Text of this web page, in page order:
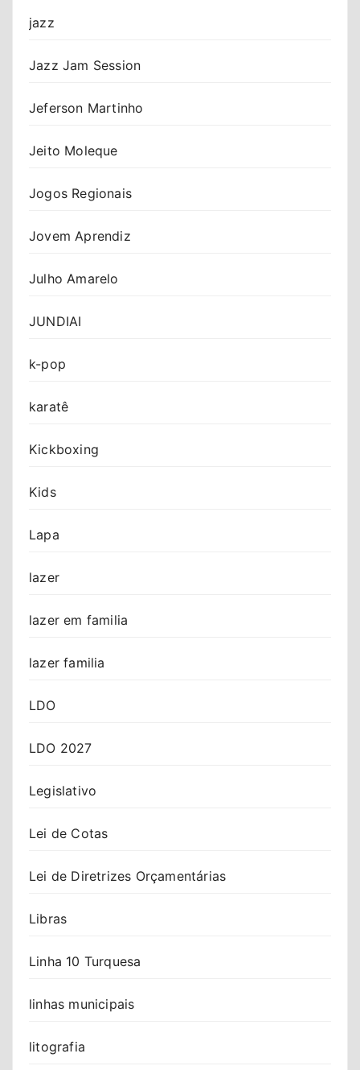
jazz
Jazz Jam Session
Jeferson Martinho
Jeito Moleque
Jogos Regionais
Jovem Aprendiz
Julho Amarelo
JUNDIAI
k-pop
karatê
Kickboxing
Kids
Lapa
lazer
lazer em familia
lazer familia
LDO
LDO 2027
Legislativo
Lei de Cotas
Lei de Diretrizes Orçamentárias
Libras
Linha 10 Turquesa
linhas municipais
litografia